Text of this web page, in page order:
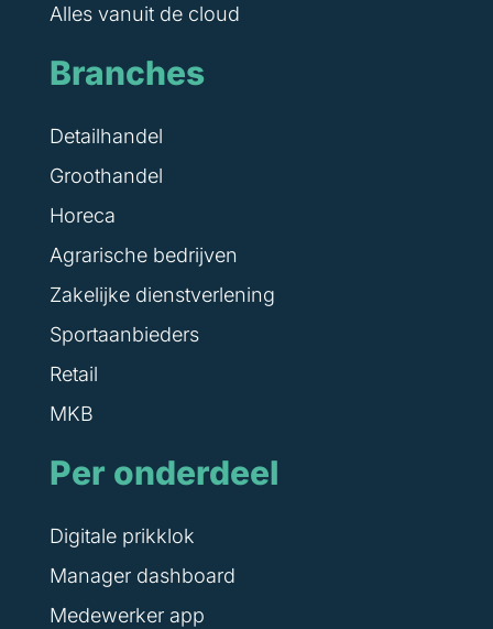
Alles vanuit de cloud
Branches
Detailhandel
Groothandel
Horeca
Agrarische bedrijven
Zakelijke dienstverlening
Sportaanbieders
Retail
MKB
Per onderdeel
Digitale prikklok
Manager dashboard
Medewerker app